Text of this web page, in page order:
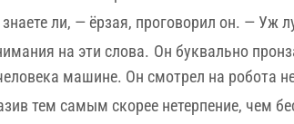
ли, — ёрзая, проговорил он. —
на эти слова. Он буквально
машине. Он смотрел на робота
тем самым скорее нетерпение, чем